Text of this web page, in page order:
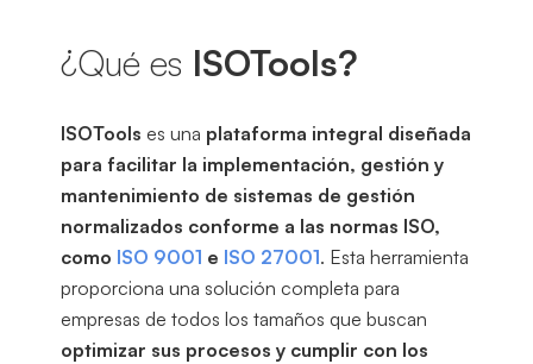
¿Qué es ISOTools?
ISOTools es una plataforma integral diseñada
para facilitar la implementación, gestión y
mantenimiento de sistemas de gestión
normalizados conforme a las normas ISO,
como ISO 9001 e ISO 27001. Esta herramienta
proporciona una solución completa para
empresas de todos los tamaños que buscan
optimizar sus procesos y cumplir con los